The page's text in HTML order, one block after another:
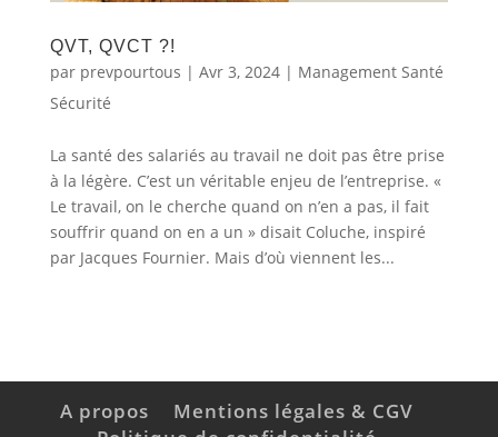
QVT, QVCT ?!
par prevpourtous | Avr 3, 2024| Management Santé
Sécurité
La santé des salariés au travail ne doit pas être prise
à la légère. C’est un véritable enjeu de l’entreprise. «
Le travail, on le cherche quand on n’en a pas, il fait
souffrir quand on en a un » disait Coluche, inspiré
par Jacques Fournier. Mais d’où viennent les...
A propos
Mentions légales & CGV